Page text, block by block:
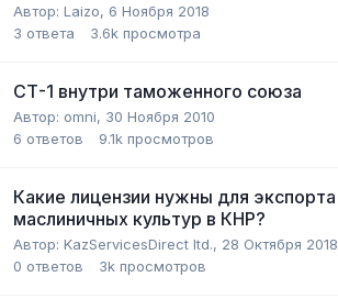
Автор: Laizo, 6 Ноября 2018
3 ответа 3.6k просмотра
СТ-1 внутри таможенного союза
Автор: omni, 30 Ноября 2010
6 ответов 9.1k просмотров
Какие лицензии нужны для экспорта
маслиничных культур в КНР?
Автор: KazServicesDirect ltd., 28 Октября 2018
0 ответов 3k просмотров